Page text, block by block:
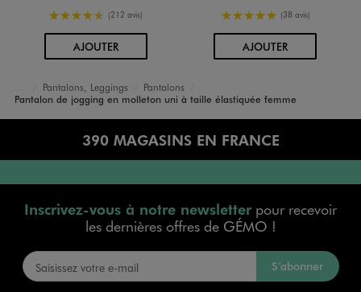
4.5/5 de moyenne
(212 avis)
AJOUTERAU PANIER
5/5 de moyenne
(38 avis)
AJOUTERAU PANIER
Accueil
Femme
Vêtements
Pantalons, Leggings
Pantalons
Pantalon de jogging en molleton uni à taille élastiquée femme
390 MAGASINS EN FRANCE
Inscrivez-vous à notre newsletterpour recevoir
les dernières offres de GÉMO !
S’abonner